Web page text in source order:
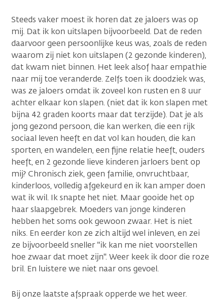
Steeds vaker moest ik horen dat ze jaloers was op
mij. Dat ik kon uitslapen bijvoorbeeld. Dat de reden
daarvoor geen persoonlijke keus was, zoals de reden
waarom zij niet kon uitslapen (2 gezonde kinderen),
dat kwam niet binnen. Het leek alsof haar empathie
naar mij toe veranderde. Zelfs toen ik doodziek was,
was ze jaloers omdat ik zoveel kon rusten en 8 uur
achter elkaar kon slapen. (niet dat ik kon slapen met
bijna 42 graden koorts maar dat terzijde). Dat je als
jong gezond persoon, die kan werken, die een rijk
sociaal leven heeft en dat vol kan houden, die kan
sporten, en wandelen, een fijne relatie heeft, ouders
heeft, en 2 gezonde lieve kinderen jarloers bent op
mij? Chronisch ziek, geen familie, onvruchtbaar,
kinderloos, volledig afgekeurd en ik kan amper doen
wat ik wil. Ik snapte het niet. Maar gooide het op
haar slaapgebrek. Moeders van jonge kinderen
hebben het soms ook gewoon zwaar. Het is niet
niks. En eerder kon ze zich altijd wel inleven, en zei
ze bijvoorbeeld sneller "ik kan me niet voorstellen
hoe zwaar dat moet zijn". Weer keek ik door die roze
bril. En luistere we niet naar ons gevoel.
Bij onze laatste afspraak opperde we het weer.